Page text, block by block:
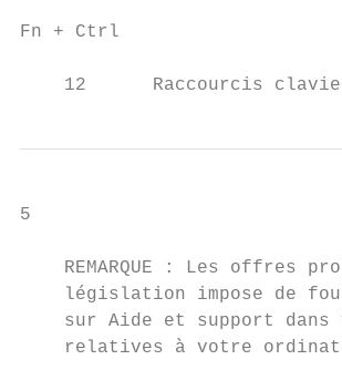
Fn + Ctrl
12      Raccourcis
5
REMARQUE : Les offres
législation impose de
sur Aide et support dans
relatives à votre